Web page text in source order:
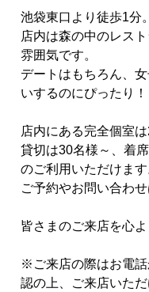
池袋東口より徒歩1分。
店内は森の中のレス
雰囲気です。
デートはもちろん、
いするのにぴったり！
店内にある完全個室
貸切は30名様～、着
のご利用いただけます
ご予約やお問い合わ
皆さまのご来店を心
※ご来店の際はお電
認の上、ご来店いた